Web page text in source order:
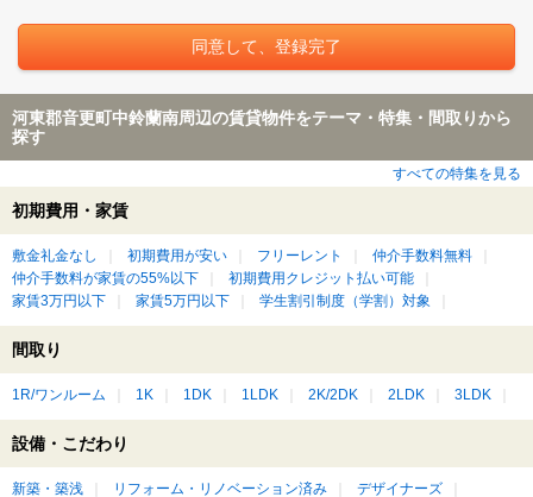
河東郡音更町中鈴蘭南周辺の賃貸物件をテーマ・特集・間取りから
探す
すべての特集を見る
初期費用・家賃
敷金礼金なし 初期費用が安い フリーレント
仲介手数料無料
仲介手数料が家賃の55%以下
初期費用クレジット払い可能
家賃3万円以下
家賃5万円以下 学生割引制度（学割）対象
間取り
1R/ワンルーム 1K 1DK 1LDK 2K/2DK 2LDK 3LDK
設備・こだわり
新築・築浅 リフォーム・リノベーション済み
デザイナーズ